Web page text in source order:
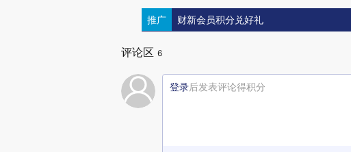
推广 财新会员积分兑好礼
评论区 6
登录后发表评论得积分